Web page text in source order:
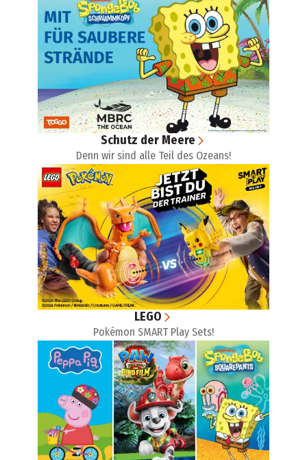
Schutz der Meere
Denn wir sind alle Teil des Ozeans!
LEGO
Pokémon SMART Play Sets!